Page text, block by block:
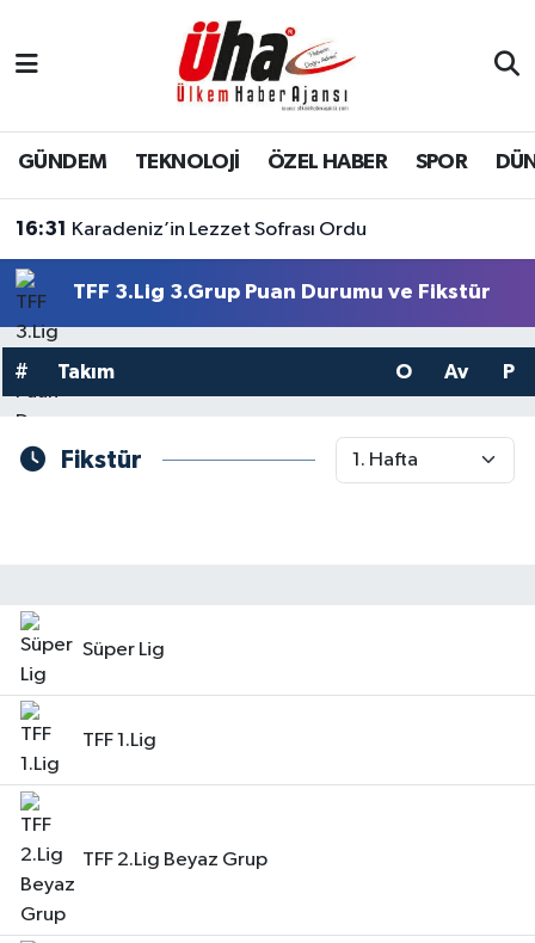
GÜNDEM TEKNOLOJİ ÖZEL HABER SPOR
16:31 Karadeniz’in Lezzet Sofrası Ordu
TFF 3.Lig 3.Grup Puan Durumu ve Fikstür
# Takım O Av P
Fikstür
Süper Lig
TFF 1.Lig
TFF 2.Lig Beyaz Grup
İstanbul Nöbetçi Eczaneler
İstanbul Hava Durumu
Süper Lig Puan Durumu ve Fikstür
Tüm Manşetler
Son Dakika Haberleri